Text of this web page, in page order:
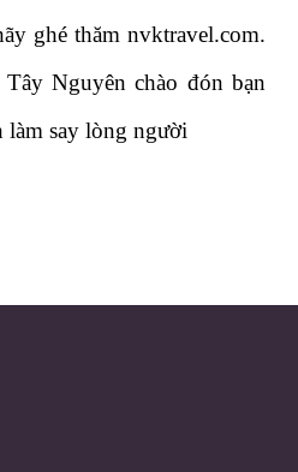
ghé thăm nvktravel.com.
Nguyên chào đón bạn
say lòng người